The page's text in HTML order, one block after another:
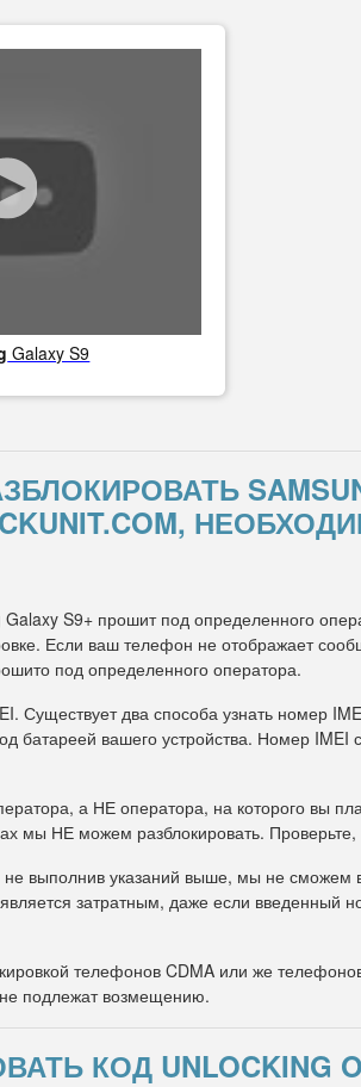
Galaxy S9
S9+ прошит под определенного
Если ваш телефон не отображает
под определенного оператора.
Существует два способа узнать номер
батареей вашего устройства. Номер
а НЕ оператора, на которого вы
мы НЕ можем разблокировать. Проверьте,
не выполнив указаний выше, мы не
затратным, даже если
телефонов CDMA или же
подлежат возмещению.
КОД UNLOCKING